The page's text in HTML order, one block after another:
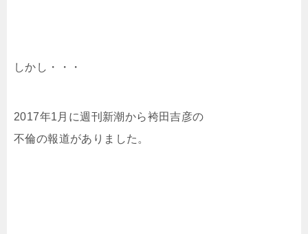
しかし・・・
2017年1月に週刊新潮から袴田吉彦の
不倫の報道がありました。